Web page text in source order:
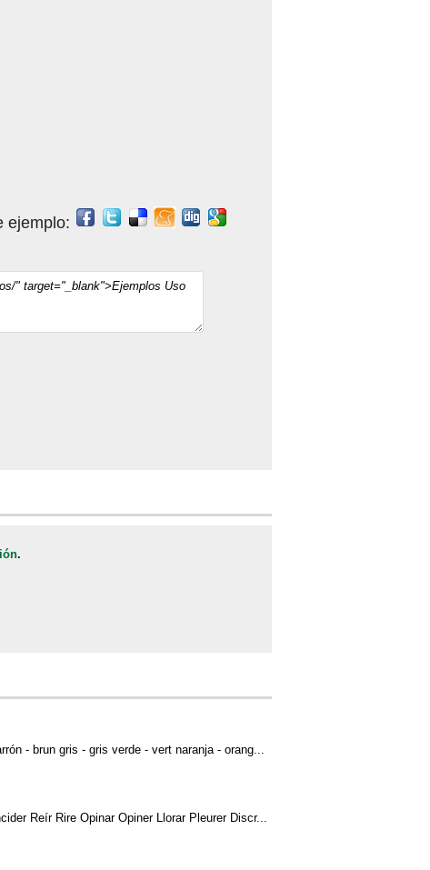
ejemplo:
.
- brun gris - gris verde - vert naranja - orang...
Reír Rire Opinar Opiner Llorar Pleurer Discr...